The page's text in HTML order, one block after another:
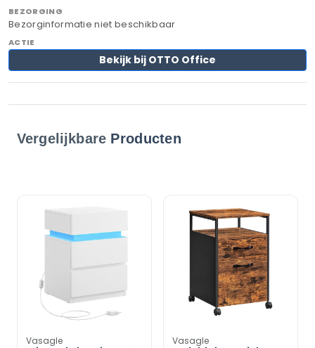
Bezorginformatie niet beschikbaar
Bekijk bij OTTO Office
Vergelijkbare Producten
Vasagle Vasagle